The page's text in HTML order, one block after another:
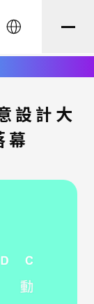
English
設計大
幕